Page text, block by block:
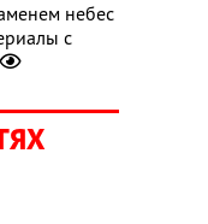
небес
с